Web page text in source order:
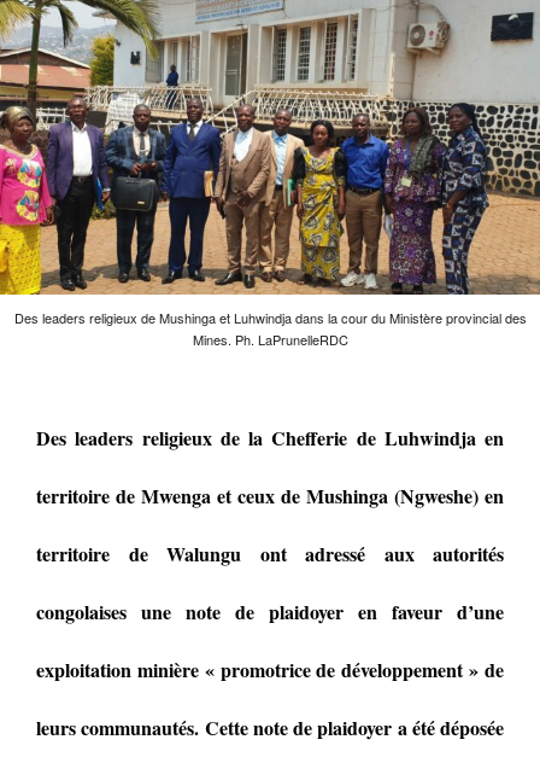
Des leaders religieux de Mushinga et Luhwindja dans la cour du Ministère provincial des
Mines. Ph. LaPrunelleRDC
Des leaders religieux de la Chefferie de Luhwindja en
territoire de Mwenga et ceux de Mushinga (Ngweshe) en
territoire de Walungu ont adressé aux autorités
congolaises une note de plaidoyer en faveur d’une
exploitation minière « promotrice de développement » de
leurs communautés. Cette note de plaidoyer a été déposée